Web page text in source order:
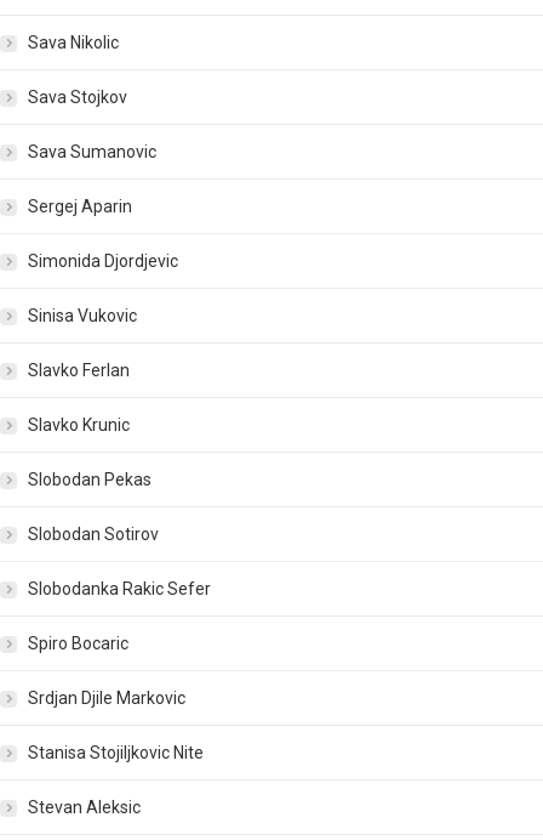
Sava Nikolic
Sava Stojkov
Sava Sumanovic
Sergej Aparin
Simonida Djordjevic
Sinisa Vukovic
Slavko Ferlan
Slavko Krunic
Slobodan Pekas
Slobodan Sotirov
Slobodanka Rakic Sefer
Spiro Bocaric
Srdjan Djile Markovic
Stanisa Stojiljkovic Nite
Stevan Aleksic